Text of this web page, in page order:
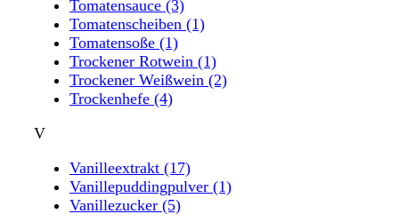
Tomatensauce (3)
Tomatenscheiben (1)
Tomatensoße (1)
Trockener Rotwein (1)
Trockener Weißwein (2)
Trockenhefe (4)
V
Vanilleextrakt (17)
Vanillepuddingpulver (1)
Vanillezucker (5)